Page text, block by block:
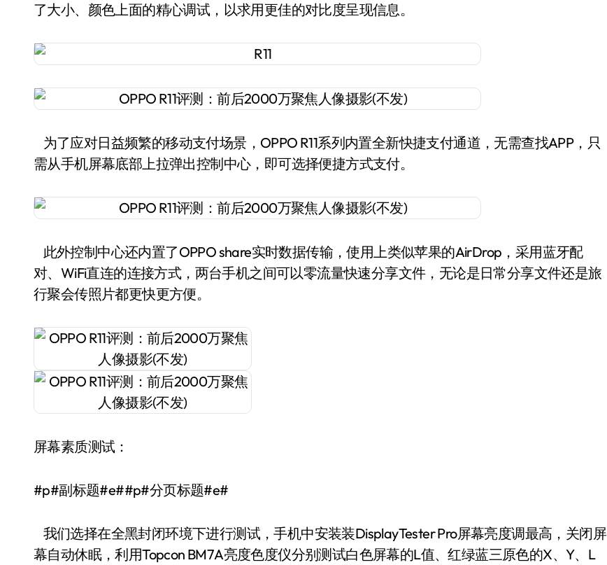
了大小、颜色上面的精心调试，以求用更佳的对比度呈现信息。
为了应对日益频繁的移动支付场景，OPPO R11系列内置全新快捷支付通道，无需查找APP，只
需从手机屏幕底部上拉弹出控制中心，即可选择便捷方式支付。
此外控制中心还内置了OPPO share实时数据传输，使用上类似苹果的AirDrop，采用蓝牙配
对、WiFi直连的连接方式，两台手机之间可以零流量快速分享文件，无论是日常分享文件还是旅
行聚会传照片都更快更方便。
屏幕素质测试：
#p#副标题#e##p#分页标题#e#
我们选择在全黑封闭环境下进行测试，手机中安装装DisplayTester Pro屏幕亮度调最高，关闭屏
幕自动休眠，利用Topcon BM7A亮度色度仪分别测试白色屏幕的L值、红绿蓝三原色的X、Y、L